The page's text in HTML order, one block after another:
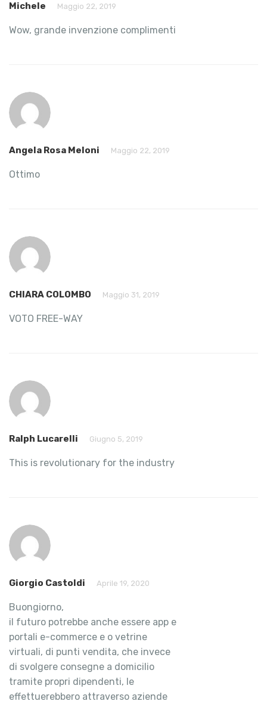
Michele Maggio 22, 2019
Wow, grande invenzione complimenti
Angela Rosa Meloni Maggio 22, 2019
Ottimo
CHIARA COLOMBO Maggio 31, 2019
VOTO FREE-WAY
Ralph Lucarelli Giugno 5, 2019
This is revolutionary for the industry
Giorgio Castoldi Aprile 19, 2020
Buongiorno,
il futuro potrebbe anche essere app e
portali e-commerce e o vetrine
virtuali, di punti vendita, che invece
di svolgere consegne a domicilio
tramite propri dipendenti, le
effettuerebbero attraverso aziende